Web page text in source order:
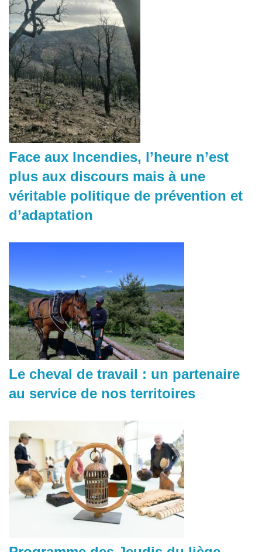
Face aux Incendies, l’heure n’est
plus aux discours mais à une
véritable politique de prévention et
d’adaptation
Le cheval de travail : un partenaire
au service de nos territoires